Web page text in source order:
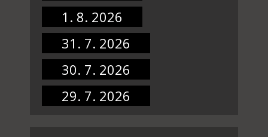
1. 8. 2026
31. 7. 2026
30. 7. 2026
29. 7. 2026